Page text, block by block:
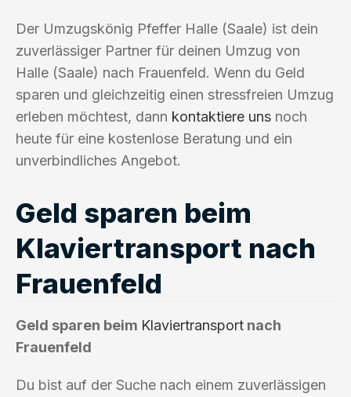
Der Umzugskönig Pfeffer Halle (Saale) ist dein
zuverlässiger Partner für deinen Umzug von
Halle (Saale) nach Frauenfeld. Wenn du Geld
sparen und gleichzeitig einen stressfreien Umzug
erleben möchtest, dann kontaktiere uns noch
heute für eine kostenlose Beratung und ein
unverbindliches Angebot.
Geld sparen beim
Klaviertransport nach
Frauenfeld
Geld sparen beim Klaviertransport nach
Frauenfeld
Du bist auf der Suche nach einem zuverlässigen